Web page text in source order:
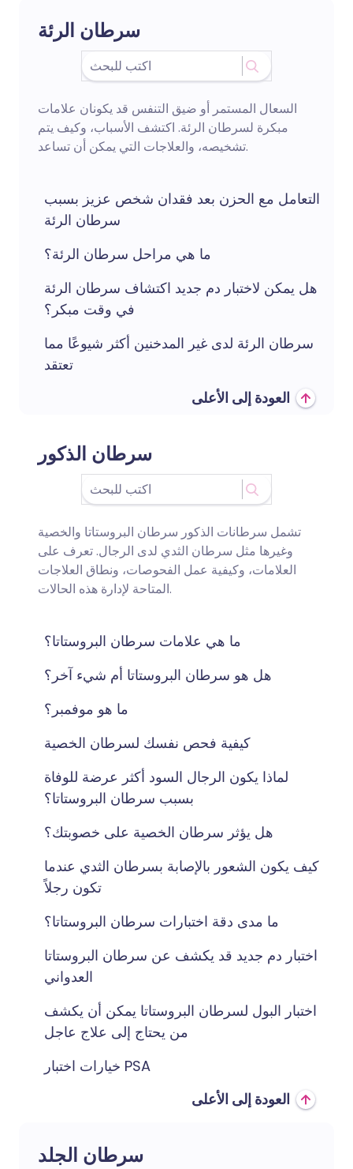
سرطان الرئة
السعال المستمر أو ضيق التنفس قد يكونان علامات
مبكرة لسرطان الرئة. اكتشف الأسباب، وكيف يتم
تشخيصه، والعلاجات التي يمكن أن تساعد.
التعامل مع الحزن بعد فقدان شخص عزيز بسبب
سرطان الرئة
ما هي مراحل سرطان الرئة؟
هل يمكن لاختبار دم جديد اكتشاف سرطان الرئة
في وقت مبكر؟
سرطان الرئة لدى غير المدخنين أكثر شيوعًا مما
تعتقد
العودة إلى الأعلى
سرطان الذكور
تشمل سرطانات الذكور سرطان البروستاتا والخصية
وغيرها مثل سرطان الثدي لدى الرجال. تعرف على
العلامات، وكيفية عمل الفحوصات، ونطاق العلاجات
المتاحة لإدارة هذه الحالات.
ما هي علامات سرطان البروستاتا؟
هل هو سرطان البروستاتا أم شيء آخر؟
ما هو موفمبر؟
كيفية فحص نفسك لسرطان الخصية
لماذا يكون الرجال السود أكثر عرضة للوفاة
بسبب سرطان البروستاتا؟
هل يؤثر سرطان الخصية على خصوبتك؟
كيف يكون الشعور بالإصابة بسرطان الثدي عندما
تكون رجلاً
ما مدى دقة اختبارات سرطان البروستاتا؟
اختبار دم جديد قد يكشف عن سرطان البروستاتا
العدواني
اختبار البول لسرطان البروستاتا يمكن أن يكشف
من يحتاج إلى علاج عاجل
خيارات اختبار PSA
العودة إلى الأعلى
سرطان الجلد